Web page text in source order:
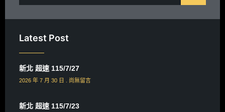
Latest Post
新北 超速 115/7/27
2026 年 7 月 30 日 尚無留言
新北 超速 115/7/23